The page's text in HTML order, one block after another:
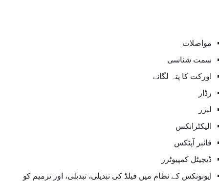
مواصلات
سمت شناسی
اورکت کا پتہ لگانے
رڈار
لیزر
الیکٹرانکس
فائبر آپٹکس
ڈیجیٹل کمپیوٹرز
ایونونکس کے نظام میں فیلڈ کی تبدیلی، تبدیلی، اور ترمیم کو